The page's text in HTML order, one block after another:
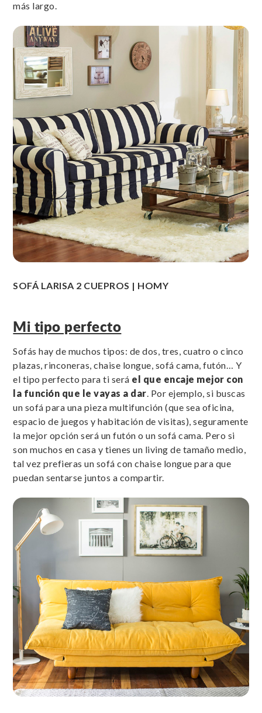
más largo.
SOFÁ LARISA 2 CUEPROS | HOMY
Mi tipo perfecto
Sofás hay de muchos tipos: de dos, tres, cuatro o cinco
plazas, rinconeras, chaise longue, sofá cama, futón… Y
el tipo perfecto para ti será el que encaje mejor con
la función que le vayas a dar . Por ejemplo, si buscas
un sofá para una pieza multifunción (que sea oficina,
espacio de juegos y habitación de visitas), seguramente
la mejor opción será un futón o un sofá cama. Pero si
son muchos en casa y tienes un living de tamaño medio,
tal vez prefieras un sofá con chaise longue para que
puedan sentarse juntos a compartir.